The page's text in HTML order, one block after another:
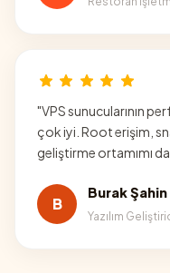
"VPS sunucularının
çok iyi. Root erişim,
geliştirme ortamımı
B
Burak Şahin
Yazılım